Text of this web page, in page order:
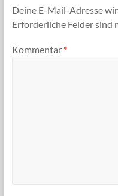
Deine E-Mail-Adresse
Erforderliche Felder sind
Kommentar *